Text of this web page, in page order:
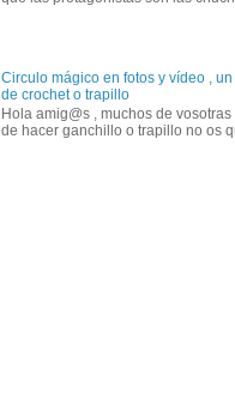
Circulo mágico en fotos y vídeo ,
de crochet o trapillo
Hola amig@s , muchos de
de hacer ganchillo o trapillo no os